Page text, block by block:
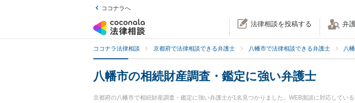
ココナラへ
法律相談を投稿する 弁
ココナラ法律相談 京都府で法律相談できる弁護士 八幡市で法律相談できる弁護士 八
八幡市の相続財産調査・鑑定に強い弁護士
京都府の八幡市で相続財産調査・鑑定に強い弁護士が1名見つかりました。WEB面談に対応してい